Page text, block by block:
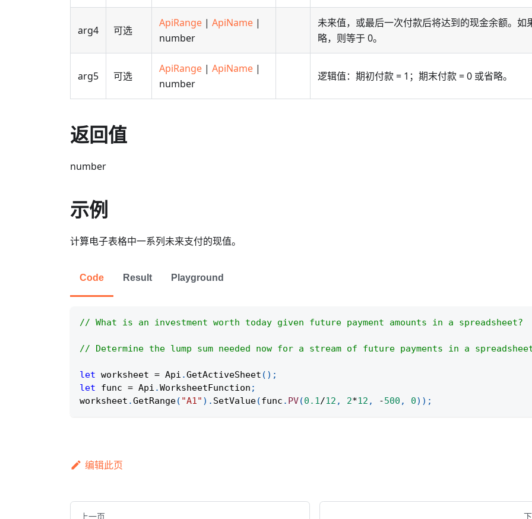
arg4 可选
ApiRange | ApiName |
number
未来值，或最后一次付款后将达到的现金余额。如
略，则等于 0。
arg5 可选
ApiRange | ApiName |
number
逻辑值：期初付款 = 1；期末付款 = 0 或省略。
返回值
number
示例
计算电子表格中一系列未来支付的现值。
Code Result Playground
// What is an investment worth today given future payment amounts in a spreadsheet?
// Determine the lump sum needed now for a stream of future payments in a
let worksheet = Api .GetActiveSheet ( ) ;
let func = Api .WorksheetFunction ;
worksheet .GetRange( "A1" ) . SetValue(func . PV(0.1/12 , 2*12 , -500 , 0) ) ;
编辑此页
上一页